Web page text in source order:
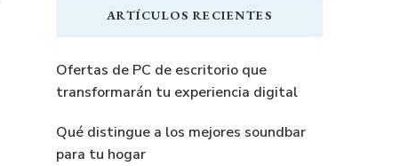
ARTÍCULOS RECIENTES
Ofertas de PC de escritorio que
transformarán tu experiencia digital
Qué distingue a los mejores soundbar
para tu hogar